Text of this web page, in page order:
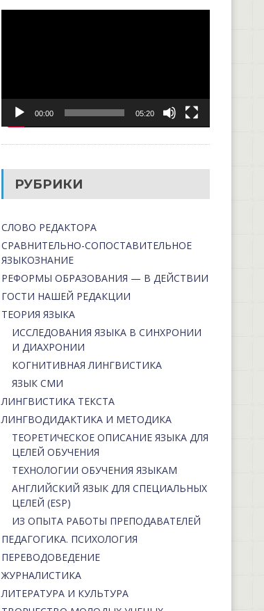
00:00 05:20
РУБРИКИ
СЛОВО РЕДАКТОРА
СРАВНИТЕЛЬНО-СОПОСТАВИТЕЛЬНОЕ
ЯЗЫКОЗНАНИЕ
РЕФОРМЫ ОБРАЗОВАНИЯ — В ДЕЙСТВИИ
ГОСТИ НАШЕЙ РЕДАКЦИИ
ТЕОРИЯ ЯЗЫКА
ИССЛЕДОВАНИЯ ЯЗЫКА В СИНХРОНИИ
И ДИАХРОНИИ
КОГНИТИВНАЯ ЛИНГВИСТИКА
ЯЗЫК СМИ
ЛИНГВИСТИКА ТЕКСТА
ЛИНГВОДИДАКТИКА И МЕТОДИКА
ТЕОРЕТИЧЕСКОЕ ОПИСАНИЕ ЯЗЫКА ДЛЯ
ЦЕЛЕЙ ОБУЧЕНИЯ
ТЕХНОЛОГИИ ОБУЧЕНИЯ ЯЗЫКАМ
АНГЛИЙСКИЙ ЯЗЫК ДЛЯ СПЕЦИАЛЬНЫХ
ЦЕЛЕЙ (ESP)
ИЗ ОПЫТА РАБОТЫ ПРЕПОДАВАТЕЛЕЙ
ПЕДАГОГИКА. ПСИХОЛОГИЯ
ПЕРЕВОДОВЕДЕНИЕ
ЖУРНАЛИСТИКА
ЛИТЕРАТУРА И КУЛЬТУРА